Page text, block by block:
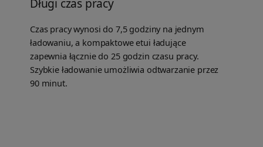
Długi czas pracy
Czas pracy wynosi do 7,5 godziny na jednym
ładowaniu, a kompaktowe etui ładujące
zapewnia łącznie do 25 godzin czasu pracy.
Szybkie ładowanie umożliwia odtwarzanie przez
90 minut.